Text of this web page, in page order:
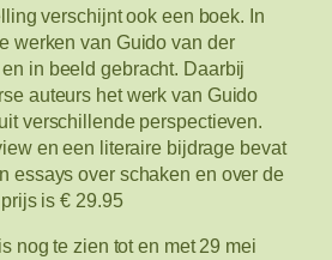
verschijnt ook een boek. In
werken van Guido van der
in beeld gebracht. Daarbij
auteurs het werk van Guido
verschillende perspectieven.
en een literaire bijdrage bevat
essays over schaken en over de
is € 29.95
nog te zien tot en met 29 mei